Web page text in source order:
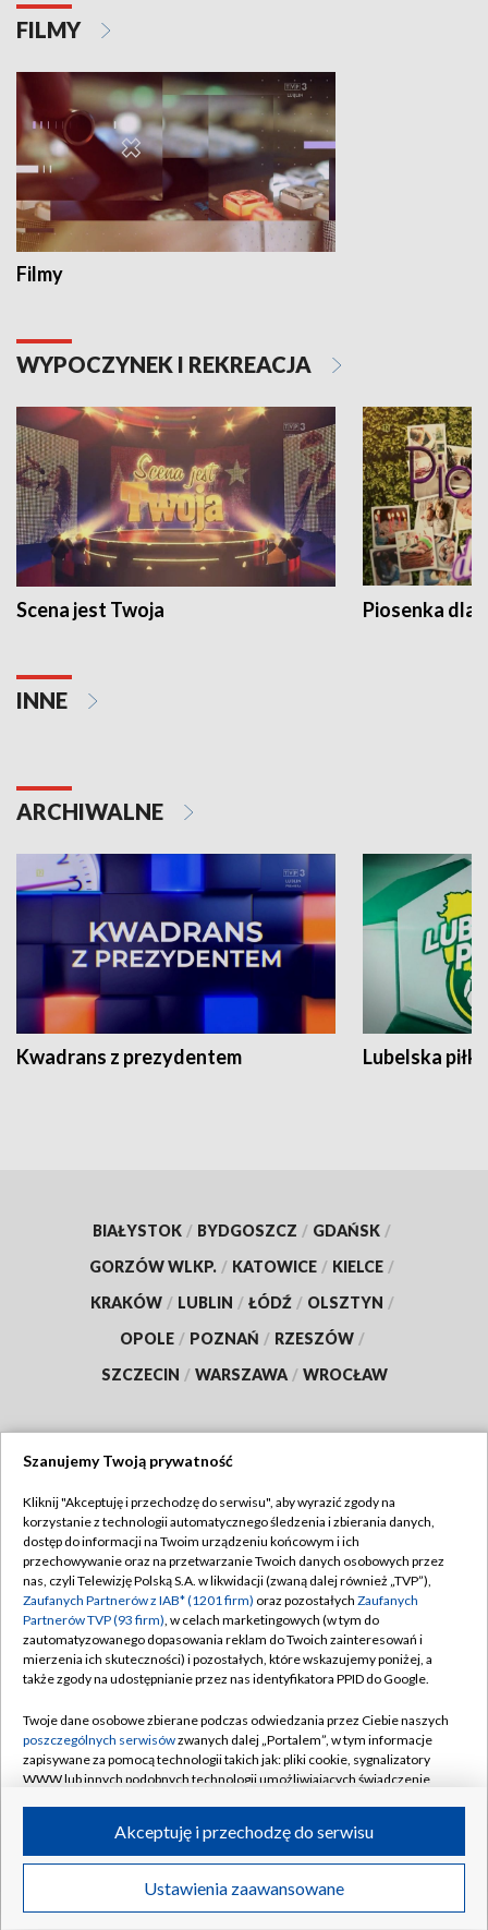
FILMY
Filmy
WYPOCZYNEK I REKREACJA
Scena jest Twoja Piosenka dla
INNE
ARCHIWALNE
Kwadrans z prezydentem Lubelska piłka
BIAŁYSTOK / BYDGOSZCZ / GDAŃSK /
GORZÓW WLKP. / KATOWICE / KIELCE /
KRAKÓW / LUBLIN / ŁÓDŹ / OLSZTYN /
OPOLE / POZNAŃ / RZESZÓW /
SZCZECIN / WARSZAWA / WROCŁAW
TVP
Abonament TVP
Emisja w TVP
Centrum informacji TVP
Naziemna Telewizja Cyfrowa
Rada Programowa
System NOS
Informacje o nadawcy
Program dla prasy
Ogłoszenie przetargowe
Regulamin TVP
Polityka prywatności
Moje zgody
Pomoc
Kontakt
Kanały
©2026 Telewizja Polska S.A. w likwidacji
Szanujemy Twoją prywatność
Kliknij "Akceptuję i przechodzę do serwisu", aby wyrazić zgody na
korzystanie z technologii automatycznego śledzenia i zbierania danych,
dostęp do informacji na Twoim urządzeniu końcowym i ich
przechowywanie oraz na przetwarzanie Twoich danych osobowych przez
nas, czyli Telewizję Polską S.A. w likwidacji (zwaną dalej również „TVP”),
Zaufanych Partnerów z IAB* (1201 firm) oraz pozostałych Zaufanych
Partnerów TVP (93 firm), w celach marketingowych (w tym do
zautomatyzowanego dopasowania reklam do Twoich zainteresowań i
mierzenia ich skuteczności) i pozostałych, które wskazujemy poniżej, a
także zgody na udostępnianie przez nas identyfikatora PPID do Google.
Twoje dane osobowe zbierane podczas odwiedzania przez Ciebie naszych
poszczególnych serwisówzwanych dalej „Portalem”, w tym informacje
zapisywane za pomocą technologii takich jak: pliki cookie, sygnalizatory
WWW lub innych podobnych technologii umożliwiających świadczenie
ruchu w Internecie.
Twoje dane osobowe zbierane podczas odwiedzania przez Ciebie
poszczególnych serwisówna Portalu, takie jak adresy IP, identyfikatory
Ustawienia zaawansowane
Akceptuję i przechodzę do serwisu